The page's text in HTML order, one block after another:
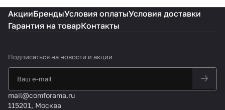
АкцииБрендыУсловия оплатыУсловия доставки
Гарантия на товарКонтакты
Подписаться на новости и акции
mail@comforama.ru
115201, Москва